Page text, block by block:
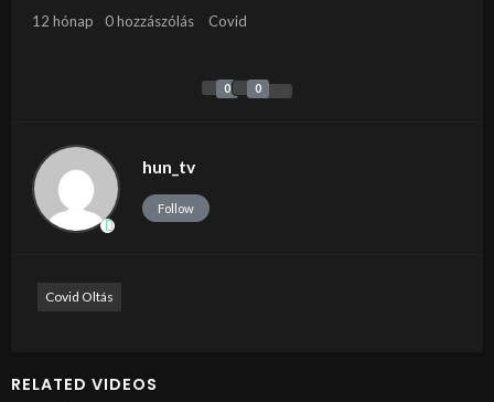
12 hónap 0 hozzászólás Covid
0 0
hun_tv
Follow
Covid Oltás
RELATED VIDEOS